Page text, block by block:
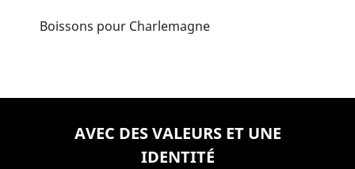
Boissons pour Charlemagne
AVEC DES VALEURS ET UNE
IDENTITÉ